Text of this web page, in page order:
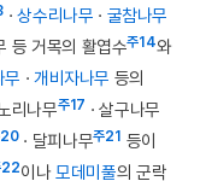
·상수리나무 · 굴참나무
등 거목의 활엽수주14와
무 · 개비자나무 등의
리나무주17 · 살구나무
20· 달피나무주21 등이
22이나 모데미풀의 군락